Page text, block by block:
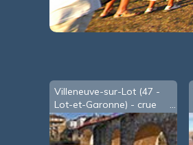
Villeneuve-sur-Lot (47 -
Lot-et-Garonne) - crue
de Janvier 2009 - b